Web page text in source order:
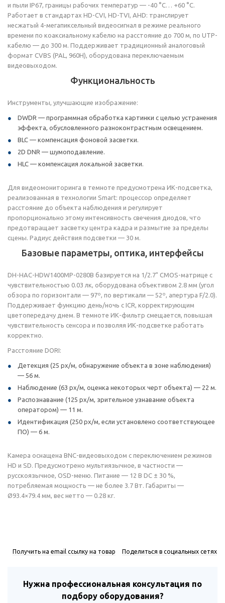
и пыли IP67, границы рабочих температур — -40 °C… +60 °C.
Работает в стандартах HD-CVI, HD-TVI, AHD: транслирует
несжатый 4-мегапиксельный видеосигнал в режиме реального
времени по коаксиальному кабелю на расстояние до 700 м, по UTP-
кабелю — до 300 м. Поддерживает традиционный аналоговый
формат CVBS (PAL, 960H), оборудована переключаемым
видеовыходом.
Функциональность
Инструменты, улучшающие изображение:
DWDR — программная обработка картинки с целью устранения
эффекта, обусловленного разноконтрастным освещением.
BLC — компенсация фоновой засветки.
2D DNR — шумоподавление.
HLC — компенсация локальной засветки.
Для видеомониторинга в темноте предусмотрена ИК-подсветка,
реализованная в технологии Smart: процессор определяет
расстояние до объекта наблюдения и регулирует
пропорционально этому интенсивность свечения диодов, что
предотвращает засветку центра кадра и размытие за пределы
сцены. Радиус действия подсветки — 30 м.
Базовые параметры, оптика, интерфейсы
DH-HAC-HDW1400MP-0280B базируется на 1/2.7" CMOS-матрице с
чувствительностью 0.03 лк, оборудована объективом 2.8 мм (угол
обзора по горизонтали — 97º, по вертикали — 52º, апертура F/2.0).
Поддерживает функцию день/ночь с ICR, корректирующим
цветопередачу днем. В темноте ИК-фильтр смещается, повышая
чувствительность сенсора и позволяя ИК-подсветке работать
корректно.
Расстояние DORI:
Детекция (25 px/м, обнаружение объекта в зоне наблюдения)
— 56 м.
Наблюдение (63 px/м, оценка некоторых черт объекта) — 22 м.
Распознавание (125 px/м, зрительное узнавание объекта
оператором) — 11 м.
Идентификация (250 px/м, если установлено соответствующее
ПО) — 6 м.
Камера оснащена BNC-видеовыходом с переключением режимов
HD и SD. Предусмотрено мультиязычное, в частности —
русскоязычное, OSD-меню. Питание — 12 В DC ± 30 %,
потребляемая мощность — не более 3.7 Вт. Габариты —
Ø93.4×79.4 мм, вес нетто — 0.28 кг.
Получить на email ссылку на товар Поделиться в социальных сетях
Нужна профессиональная консультация по
подбору оборудования?